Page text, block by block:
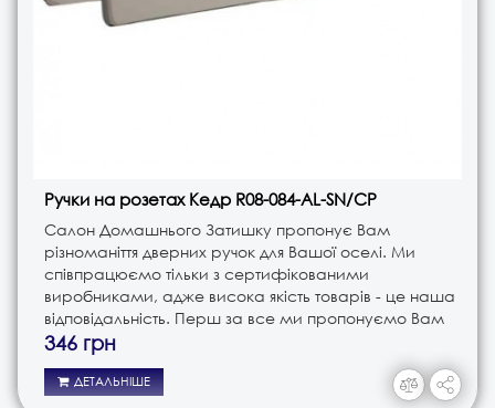
Ручки на розетах Кедр R08-084-AL-SN/CP
Салон Домашнього Затишку пропонує Вам
різноманіття дверних ручок для Вашої оселі. Ми
співпрацюємо тільки з сертифікованими
виробниками, адже висока якість товарів - це наша
відповідальність. Перш за все ми пропонуємо Вам
ручки різного типу. Це і ручки на планці, і ручки на
розеті, і ручки кноби. В з..
346 грн
ДЕТАЛЬНІШЕ